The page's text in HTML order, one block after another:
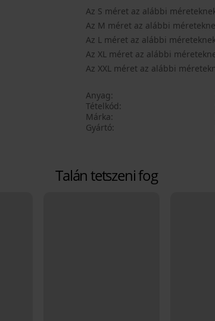
Az S méret az alábbi
Az M méret az alábbi
Az L méret az alábbi
Az XL méret az alábbi
Az XXL méret az alábbi
Anyag
Tételkód
Márka
Gyártó
Talán tetszeni fog